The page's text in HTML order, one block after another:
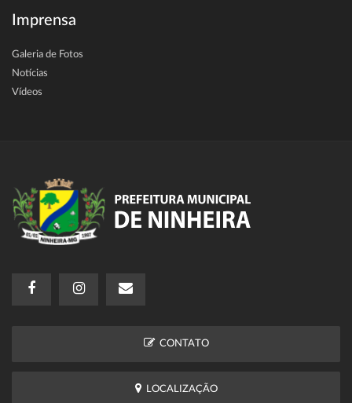
Imprensa
Galeria de Fotos
Notícias
Vídeos
CONTATO
LOCALIZAÇÃO